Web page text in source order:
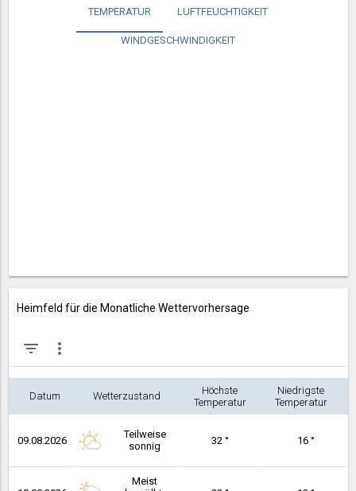
TEMPERATUR LUFTFEUCHTIGKEIT
WINDGESCHWINDIGKEIT
Heimfeld für die Monatliche Wettervorhersage
filter_list more_vert
Datum Wetterzustand
Höchste
Temperatur
Niedrigste
Temperatur
09.08.2026
Teilweise
sonnig
32 ° 16 °
Meist